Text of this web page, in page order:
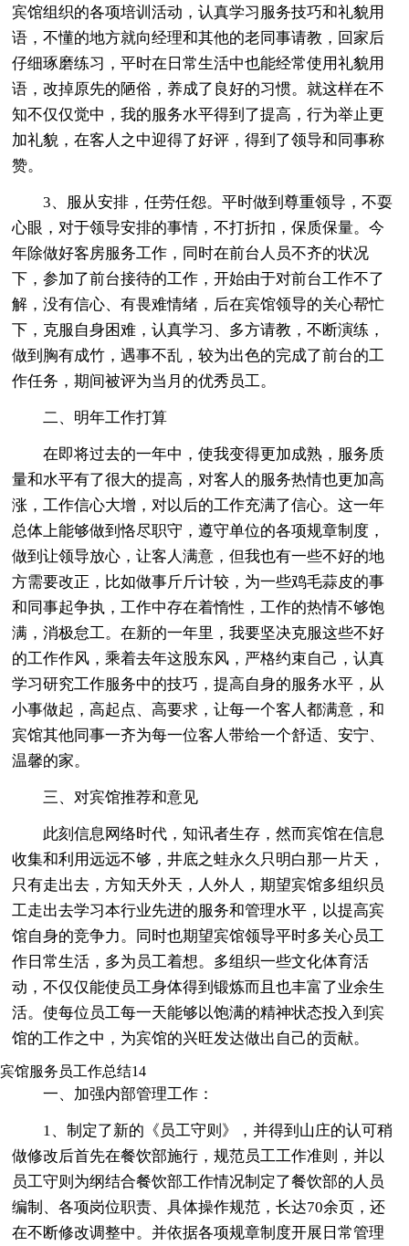
宾馆组织的各项培训活动，认真学习服务技巧和礼貌用
语，不懂的地方就向经理和其他的老同事请教，回家后
仔细琢磨练习，平时在日常生活中也能经常使用礼貌用
语，改掉原先的陋俗，养成了良好的习惯。就这样在不
知不仅仅觉中，我的服务水平得到了提高，行为举止更
加礼貌，在客人之中迎得了好评，得到了领导和同事称
赞。
3、服从安排，任劳任怨。平时做到尊重领导，不耍
心眼，对于领导安排的事情，不打折扣，保质保量。今
年除做好客房服务工作，同时在前台人员不齐的状况
下，参加了前台接待的工作，开始由于对前台工作不了
解，没有信心、有畏难情绪，后在宾馆领导的关心帮忙
下，克服自身困难，认真学习、多方请教，不断演练，
做到胸有成竹，遇事不乱，较为出色的完成了前台的工
作任务，期间被评为当月的优秀员工。
二、明年工作打算
在即将过去的一年中，使我变得更加成熟，服务质
量和水平有了很大的提高，对客人的服务热情也更加高
涨，工作信心大增，对以后的工作充满了信心。这一年
总体上能够做到恪尽职守，遵守单位的各项规章制度，
做到让领导放心，让客人满意，但我也有一些不好的地
方需要改正，比如做事斤斤计较，为一些鸡毛蒜皮的事
和同事起争执，工作中存在着惰性，工作的热情不够饱
满，消极怠工。在新的一年里，我要坚决克服这些不好
的工作作风，乘着去年这股东风，严格约束自己，认真
学习研究工作服务中的技巧，提高自身的服务水平，从
小事做起，高起点、高要求，让每一个客人都满意，和
宾馆其他同事一齐为每一位客人带给一个舒适、安宁、
温馨的家。
三、对宾馆推荐和意见
此刻信息网络时代，知讯者生存，然而宾馆在信息
收集和利用远远不够，井底之蛙永久只明白那一片天，
只有走出去，方知天外天，人外人，期望宾馆多组织员
工走出去学习本行业先进的服务和管理水平，以提高宾
馆自身的竞争力。同时也期望宾馆领导平时多关心员工
作日常生活，多为员工着想。多组织一些文化体育活
动，不仅仅能使员工身体得到锻炼而且也丰富了业余生
活。使每位员工每一天能够以饱满的精神状态投入到宾
馆的工作之中，为宾馆的兴旺发达做出自己的贡献。
宾馆服务员工作总结14
一、加强内部管理工作：
1、制定了新的《员工守则》，并得到山庄的认可稍
做修改后首先在餐饮部施行，规范员工工作准则，并以
员工守则为纲结合餐饮部工作情况制定了餐饮部的人员
编制、各项岗位职责、具体操作规范，长达70余页，还
在不断修改调整中。并依据各项规章制度开展日常管理